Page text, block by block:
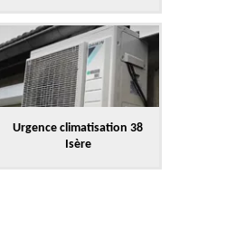
Urgence climatisation 38
Isère